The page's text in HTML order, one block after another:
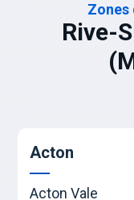
Zones
Rive-
Acton
Acton Vale